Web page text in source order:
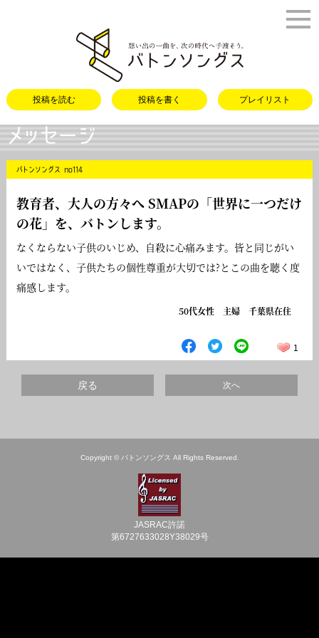
投稿を読む 投稿を書く プレイリスト
メッセージ
バトンソングス no114
教育者、大人の方々へ SMAPの「世界に一つだけ
の花」を、バトンします。
なくならない子供のいじめ、自殺に心痛みます。皆と同じがい
いではなく、子供たちの個性尊重が大切では?とこの曲を聴く度
痛感します。
50代女性 主婦 千葉県在住
1
戻る 次へ
Copyright © バトンソングス All Rights Reserved.
JASRAC許諾
第6727633028Y38029号